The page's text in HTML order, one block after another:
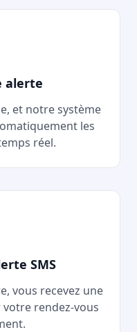
alerte
et notre système
les
réel.
SMS
vous recevez une
rendez-vous